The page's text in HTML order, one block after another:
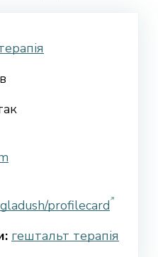
profilecard
гештальт терапія